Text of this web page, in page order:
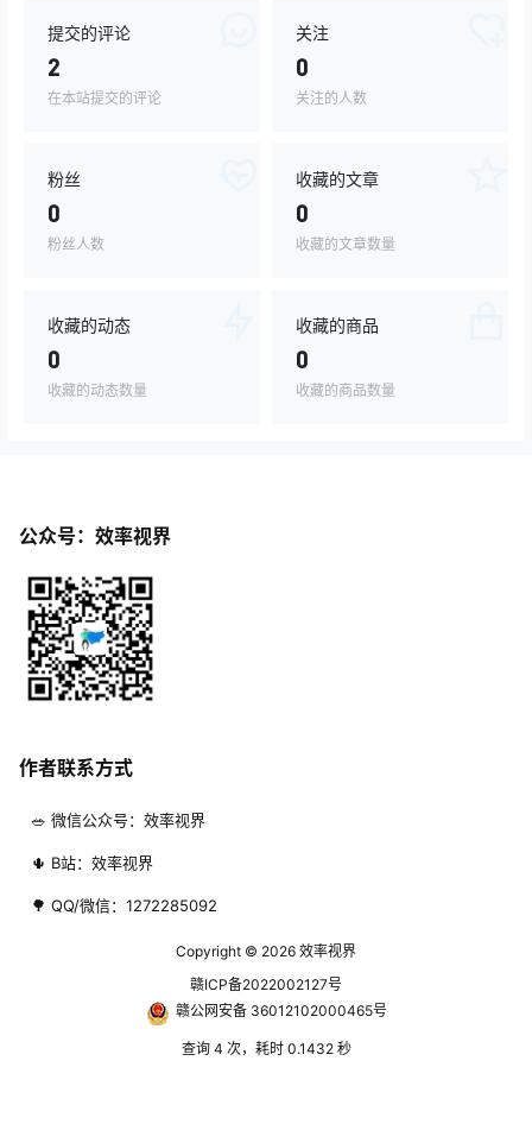
提交的评论
2
在本站提交的评论
关注
0
关注的人数
粉丝
0
粉丝人数
收藏的文章
0
收藏的文章数量
收藏的动态
0
收藏的动态数量
收藏的商品
0
收藏的商品数量
公众号：效率视界
作者联系方式
🥗 微信公众号：效率视界
🌵 B站：效率视界
🌳 QQ/微信：1272285092
Copyright © 2026 效率视界
赣ICP备2022002127号
赣公网安备 36012102000465号
查询 4 次，耗时 0.1432 秒